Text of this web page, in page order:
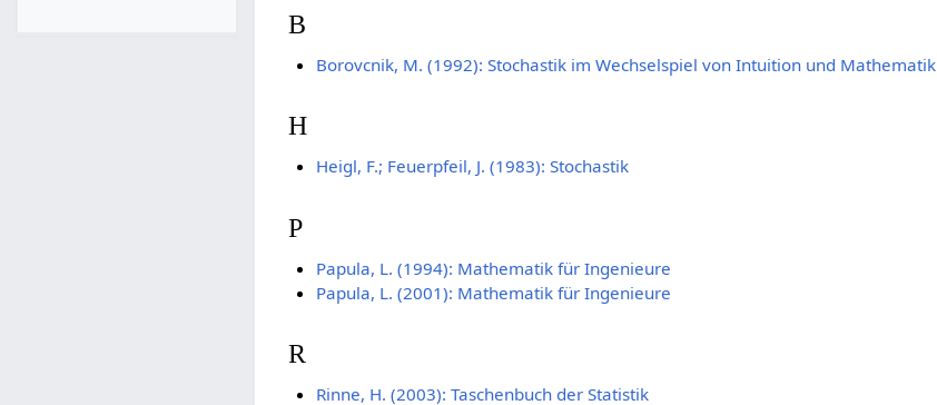
B
Borovcnik, M. (1992): Stochastik im Wechselspiel von Intuition und Mathematik
H
Heigl, F.; Feuerpfeil, J. (1983): Stochastik
P
Papula, L. (1994): Mathematik für Ingenieure
Papula, L. (2001): Mathematik für Ingenieure
R
Rinne, H. (2003): Taschenbuch der Statistik